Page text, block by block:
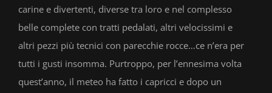
carine e divertenti, diverse tra loro e nel complesso
belle complete con tratti pedalati, altri velocissimi e
altri pezzi più tecnici con parecchie rocce…ce n’era per
tutti i gusti insomma. Purtroppo, per l’ennesima volta
quest’anno, il meteo ha fatto i capricci e dopo un